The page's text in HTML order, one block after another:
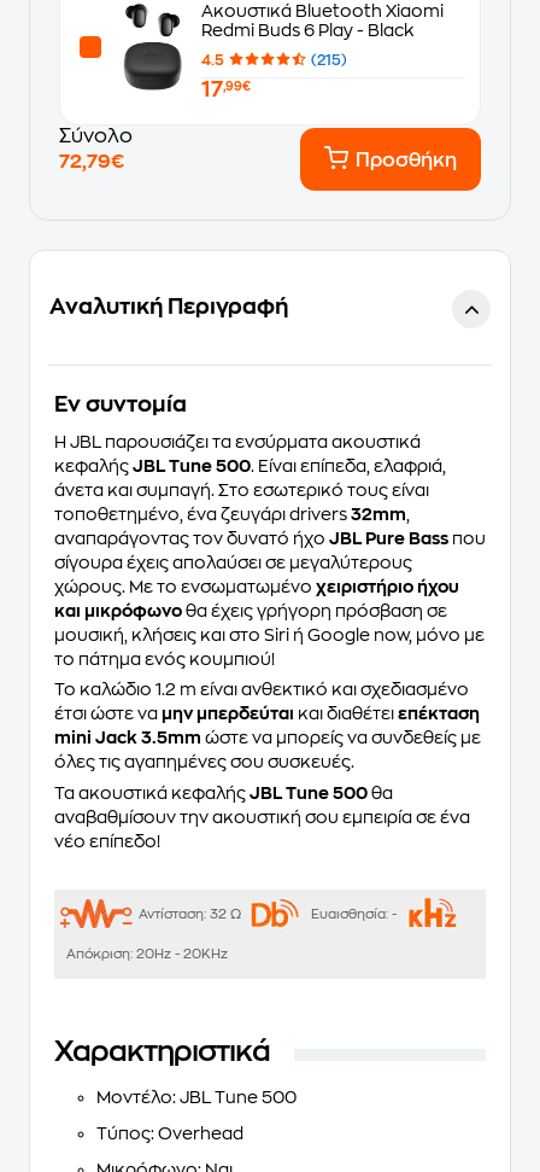
Ακουστικά Bluetooth Xiaomi
Redmi Buds 6 Play - Black
4.5 (215)
17,99€
Σύνολο
72,79€
Προσθήκη
Αναλυτική Περιγραφή
Eν συντομία
H JBL παρουσιάζει τα ενσύρματα ακουστικά
κεφαλής JBL Tune 500. Είναι επίπεδα, ελαφριά,
άνετα και συμπαγή. Στο εσωτερικό τους είναι
τοποθετημένο, ένα ζευγάρι drivers 32mm
αναπαράγοντας τον δυνατό ήχο JBL Pure Bass που
σίγουρα έχεις απολαύσει σε μεγαλύτερους
χώρους. Με το ενσωματωμένο χειριστήριο ήχου
και μικρόφωνο θα έχεις γρήγορη πρόσβαση σε
μουσική, κλήσεις και στο Siri ή Google now, μόνο με
το πάτημα ενός κουμπιού!
Το καλώδιο 1.2 m είναι ανθεκτικό και σχεδιασμένο
έτσι ώστε να μην μπερδεύται και διαθέτει επέκταση
mini Jack 3.5mm ώστε να μπορείς να συνδεθείς με
όλες τις αγαπημένες σου συσκευές.
Τα ακουστικά κεφαλής JBL Tune 500 θα
αναβαθμίσουν την ακουστική σου εμπειρία σε ένα
νέο επίπεδο!
Αντίσταση: 32 Ω Ευαισθησία: -
Απόκριση: 20Hz - 20KHz
Χαρακτηριστικά
Μοντέλο: JBL Tune 500
Τύπος: Overhead